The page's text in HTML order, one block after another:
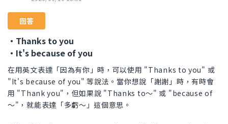
回答
・Thanks to you
・It's because of you
在用英文表達「因為有你」時，可以使用 "Thanks to you" 或
"It's because of you" 等說法。當你想說「謝謝」時，有時會
用 "Thank you"，但如果說 "Thanks to～" 或 "because of
～"，就能表達「多虧～」這個意思。